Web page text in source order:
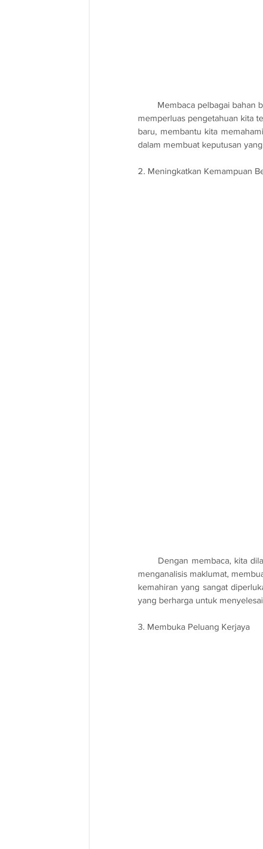
memperluas pengetahuan kita
baru, membantu kita
dalam membuat keputusan
2. Meningkatkan Kemampuan
menganalisis maklumat,
kemahiran yang sangat
yang berharga untuk
3. Membuka Peluang Kerjaya